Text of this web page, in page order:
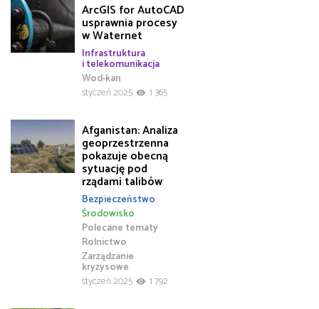
ArcGIS for AutoCAD
usprawnia procesy
w Waternet
Infrastruktura
i telekomunikacja
Wod-kan
styczeń 2025
1 365
Afganistan: Analiza
geoprzestrzenna
pokazuje obecną
sytuację pod
rządami talibów
Bezpieczeństwo
Polecane tematy
Rolnictwo
Środowisko
Zarządzanie
kryzysowe
styczeń 2025
1 792